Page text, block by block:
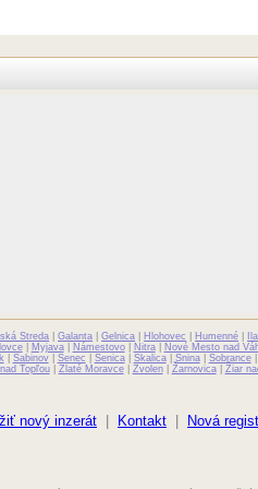
Streda |Galanta |Gelnica Hlohovec Humenné
| Myjava| Námestovo| Nitra| Nové Mesto nad
Sabinov| Senec Senica| Skalica| Snina| Sobrance|
Topľou| Zlaté Moravce| Zvolen| Žarnovica| Žiar
nový inzerát Kontakt Nová